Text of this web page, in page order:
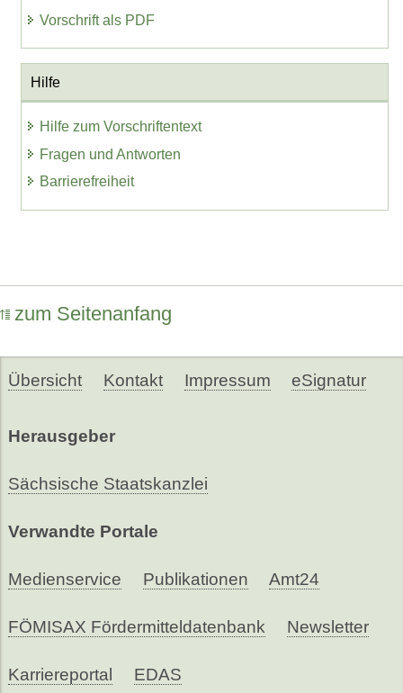
Vorschrift als PDF
Hilfe
Hilfe zum Vorschriftentext
Fragen und Antworten
Barrierefreiheit
zum Seitenanfang
Übersicht Kontakt Impressum eSignatur
Herausgeber
Sächsische Staatskanzlei
Verwandte Portale
Medienservice Publikationen Amt24
FÖMISAX Fördermitteldatenbank Newsletter
Karriereportal EDAS